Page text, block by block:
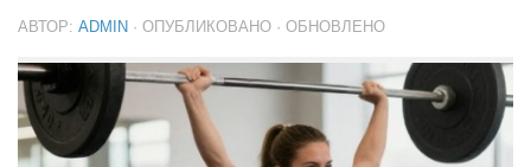
АВТОР: ADMIN · ОПУБЛИКОВАНО · ОБНОВЛЕНО